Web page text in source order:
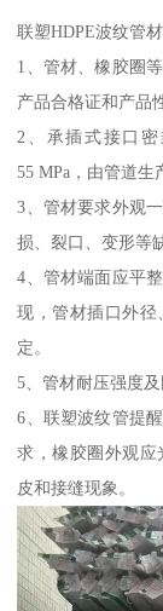
联塑HDPE波纹管
1、管材、橡胶圈
产品合格证和产品
2、承插式接口
55 MPa，由管道生
3、管材要求外观
损、裂口、变形等
4、管材端面应平
现，管材插口外
定。
5、管材耐压强度
6、联塑波纹管提
求，橡胶圈外观
皮和接缝现象。